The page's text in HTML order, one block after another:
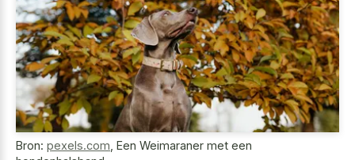
Bron: pexels.com Een Weimaraner met een